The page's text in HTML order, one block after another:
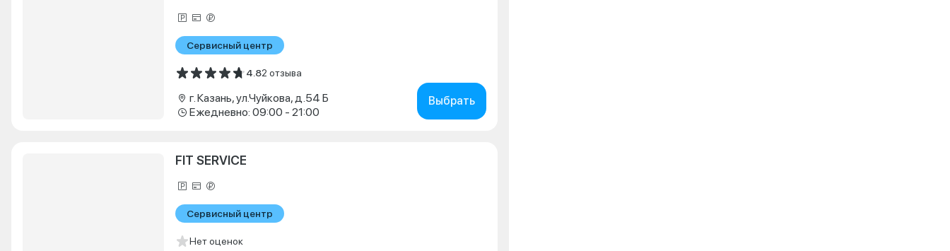
Сервисный центр
4.82 отзыва
г. Казань, ул.Чуйкова, д.54 Б
Ежедневно: 09:00 - 21:00
Выбрать
FIT SERVICE
Сервисный центр
Нет оценок